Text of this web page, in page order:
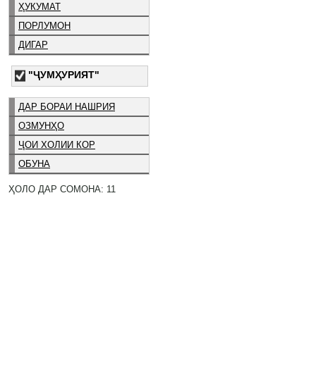
ҲУКУМАТ
ПОРЛУМОН
ДИГАР
"ҶУМҲУРИЯТ"
ДАР БОРАИ НАШРИЯ
ОЗМУНҲО
ҶОИ ХОЛИИ КОР
ОБУНА
ҲОЛО ДАР СОМОНА: 11